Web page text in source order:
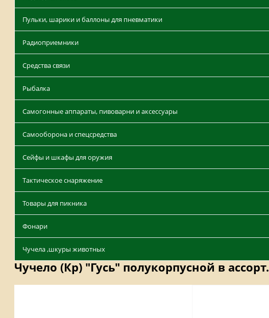
Пульки, шарики и баллоны для пневматики
Радиоприемники
Средства связи
Рыбалка
Самогонные аппараты, пивоварни и аксессуары
Самооборона и спецсредства
Сейфы и шкафы для оружия
Тактическое снаряжение
Товары для пикника
Фонари
Чучела ,шкуры животных
Чучело (Кр) "Гусь" полукорпусной в ассорт.
Описание Отзывы Наличие на складах